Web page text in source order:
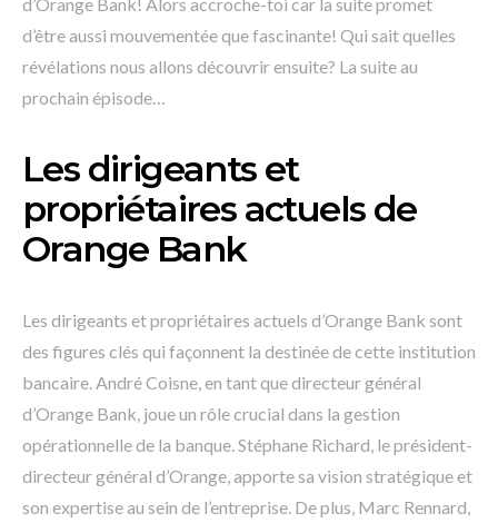
d’être aussi mouvementée que fascinante! Qui sait quelles
révélations nous allons découvrir ensuite? La suite au
prochain épisode…
Les dirigeants et
propriétaires actuels de
Orange Bank
Les dirigeants et propriétaires actuels d’Orange Bank sont
des figures clés qui façonnent la destinée de cette institution
bancaire. André Coisne, en tant que directeur général
d’Orange Bank, joue un rôle crucial dans la gestion
opérationnelle de la banque. Stéphane Richard, le président-
directeur général d’Orange, apporte sa vision stratégique et
son expertise au sein de l’entreprise. De plus, Marc Rennard,